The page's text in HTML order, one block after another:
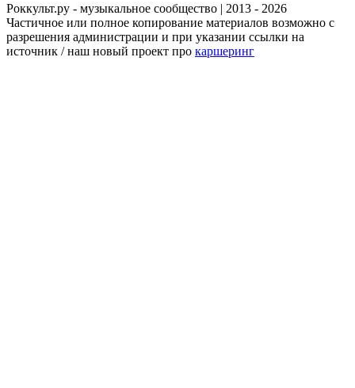
Роккульт.ру - музыкальное сообщество | 2013 - 2026
Частичное или полное копирование материалов возможно с
разрешения администрации и при указании ссылки на
источник / наш новый проект про каршеринг